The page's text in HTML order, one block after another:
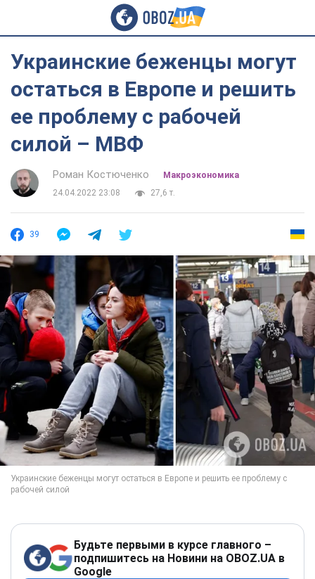
Украинские беженцы могут
остаться в Европе и решить
ее проблему с рабочей
силой – МВФ
Роман Костюченко
Mакроэкономика
24.04.2022 23:08
27,6 т.
39
Будьте первыми в курсе главного –
подпишитесь на Новини на OBOZ.UA в
Google